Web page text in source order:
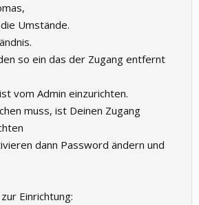
Umstände.
so ein das der Zugang entfernt
vom Admin einzurichten.
muss, ist Deinen Zugang
dann Password ändern und
Einrichtung: